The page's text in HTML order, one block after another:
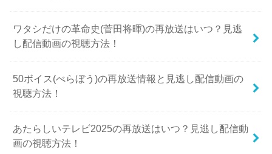
ワタシだけの革命史(菅田将暉)の再放送はいつ？見逃
し配信動画の視聴方法！
50ボイス(べらぼう)の再放送情報と見逃し配信動画の
視聴方法！
あたらしいテレビ2025の再放送はいつ？見逃し配信動
画の視聴方法！